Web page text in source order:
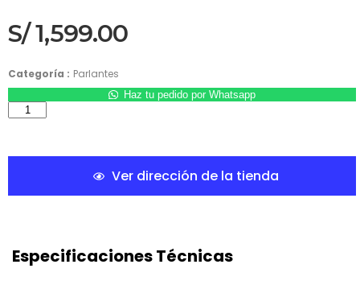
S/1,599.00
Categoría : Parlantes
Haz tu pedido por Whatsapp
Ver dirección de la tienda
Especificaciones Técnicas